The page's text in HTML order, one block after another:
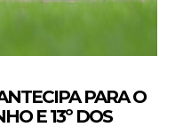
PARA O
E 13º DOS